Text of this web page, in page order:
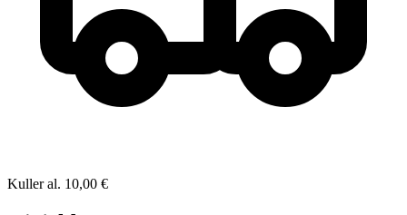
Kuller al. 10,00 €